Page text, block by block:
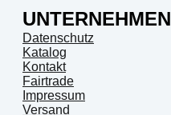
UNTERNEHMEN
Datenschutz
Katalog
Kontakt
Fairtrade
Impressum
Versand